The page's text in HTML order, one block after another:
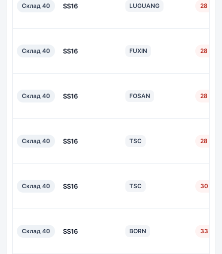
Склад 40 SS16 LUGUANG 28 дн.
Склад 40 SS16 FUXIN 28 дн.
Склад 40 SS16 FOSAN 28 дн.
Склад 40 SS16 TSC 28 дн.
Склад 40 SS16 TSC 30 дн.
Склад 40 SS16 BORN 33 дн.